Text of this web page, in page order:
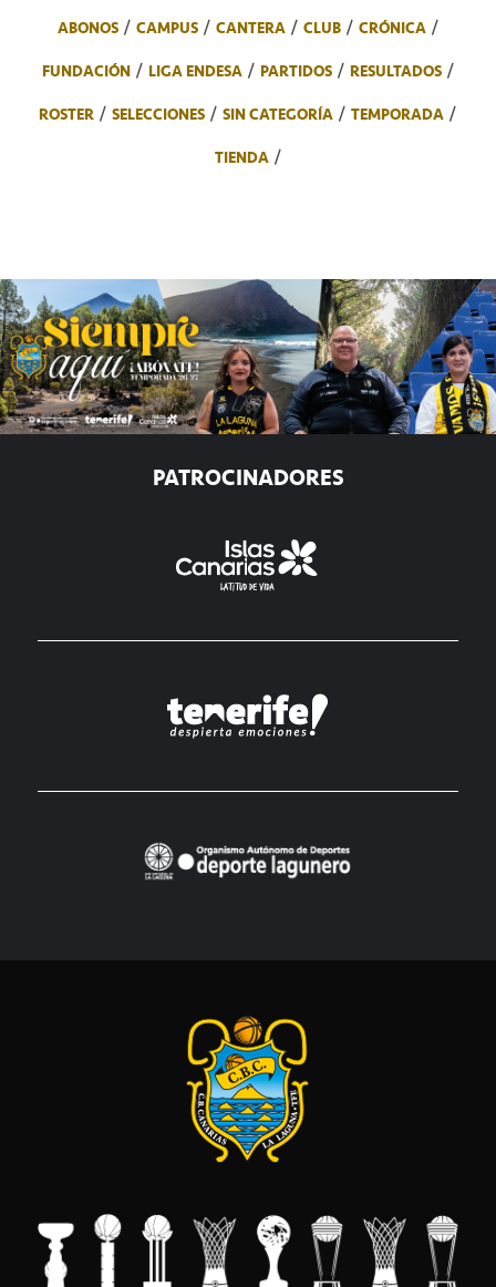
ABONOS CAMPUS CANTERA CLUB
CRÓNICA
FUNDACIÓN
LIGA ENDESA PARTIDOS
RESULTADOS
ROSTER
SELECCIONES SIN CATEGORÍA
TEMPORADA
TIENDA
PATROCINADORES